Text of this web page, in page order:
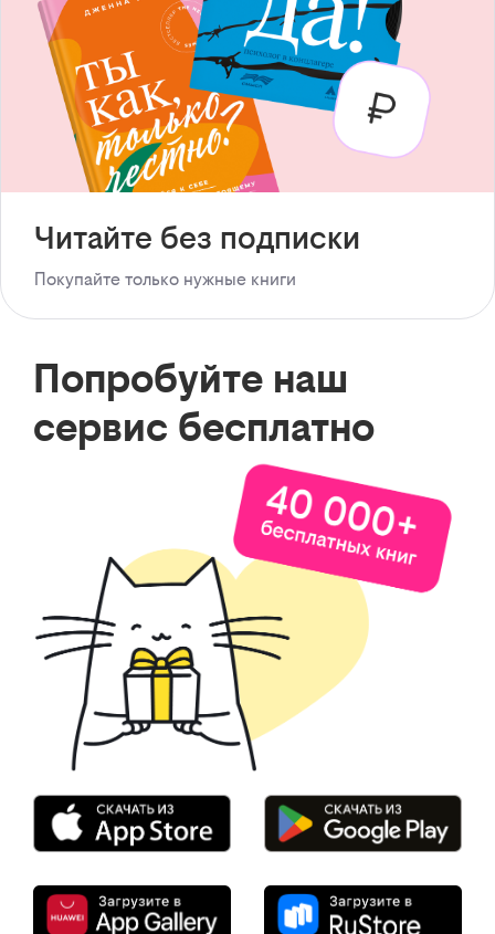
Читайте без подписки
Покупайте только нужные книги
Попробуйте наш
сервис бесплатно